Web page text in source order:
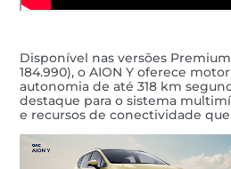
Disponível nas versões Premium
184.990), o AION Y oferece
autonomia de até 318 km
destaque para o sistema
e recursos de conectividade